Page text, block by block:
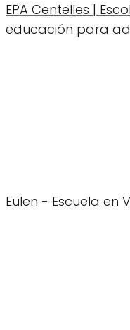
EPA Centelles |
educación para
Eulen - Escuela en